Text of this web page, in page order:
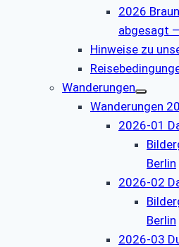
2026
abgesagt
Hinweise zu
Wanderungen
Wanderungen
2026-01
Berlin
2026-02
Berlin
2026-03